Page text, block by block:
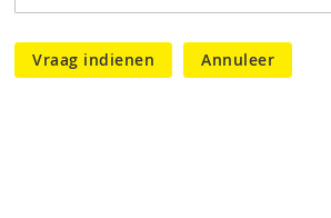
Vraag indienen Annuleer